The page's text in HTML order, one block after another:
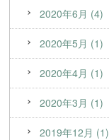
2020年6月 (4)
2020年5月 (1)
2020年4月 (1)
2020年3月 (1)
2019年12月 (1)